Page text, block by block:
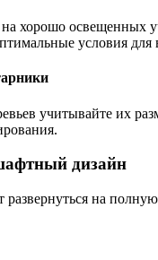
хорошо освещенных
условия
учитывайте их
дизайн
развернуться на